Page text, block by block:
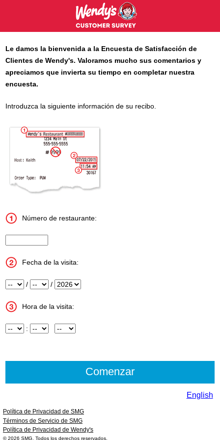
Le damos la bienvenida a la Encuesta de Satisfacción de
Clientes deWendy's. Valoramos mucho sus comentarios y
apreciamos que invierta su tiempo en completar nuestra
encuesta.
Introduzca la siguiente información de su recibo.
Número de restaurante:
Fecha de la visita:
Mes / Día / Año
Hora de la visita:
Hora : Minuto InputMeridian
English
Política de Privacidad de SMG
Términos de Servicio de SMG
Política de Privacidad de Wendy's
© 2026 SMG . Todos los derechos reservados.